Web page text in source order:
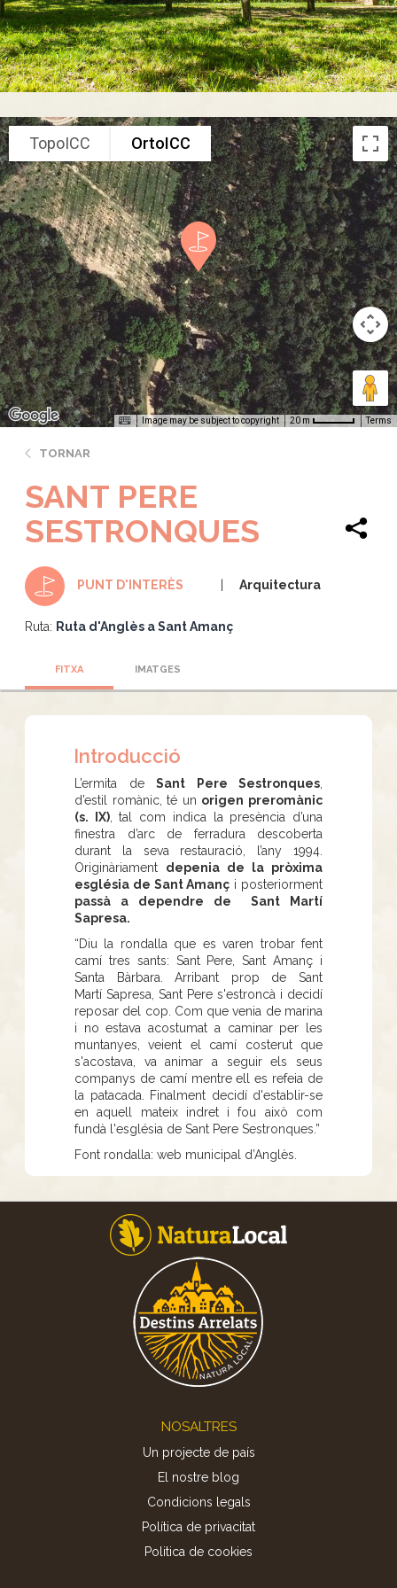
TopoICC OrtoICC
Image may be subject to copyright 20 m Terms
TORNAR
SANT PERE
SESTRONQUES
PUNT D'INTERÈS Arquitectura
Ruta: Ruta d'Anglès a Sant Amanç
FITXA IMATGES
Introducció
L’ermita de Sant Pere Sestronques
d’estil romànic, té un origen preromànic
(s. IX), tal com indica la presència d’una
finestra d’arc de ferradura descoberta
durant la seva restauració, l’any 1994.
Originàriament depenia de la pròxima
església de Sant Amanç i posteriorment
passà a dependre de Sant Martí
Sapresa.
“Diu la rondalla que es varen trobar fent
camí tres sants: Sant Pere, Sant Amanç i
Santa Bàrbara. Arribant prop de Sant
Martí Sapresa, Sant Pere s'estroncà i decidí
reposar del cop. Com que venia de marina
i no estava acostumat a caminar per les
muntanyes, veient el camí costerut que
s'acostava, va animar a seguir els seus
companys de camí mentre ell es refeia de
la patacada. Finalment decidí d'establir-se
en aquell mateix indret i fou això com
fundà l'església de Sant Pere Sestronques.”
Font rondalla: web municipal d’Anglès.
NOSALTRES
Un projecte de país
El nostre blog
Condicions legals
Política de privacitat
Politica de cookies